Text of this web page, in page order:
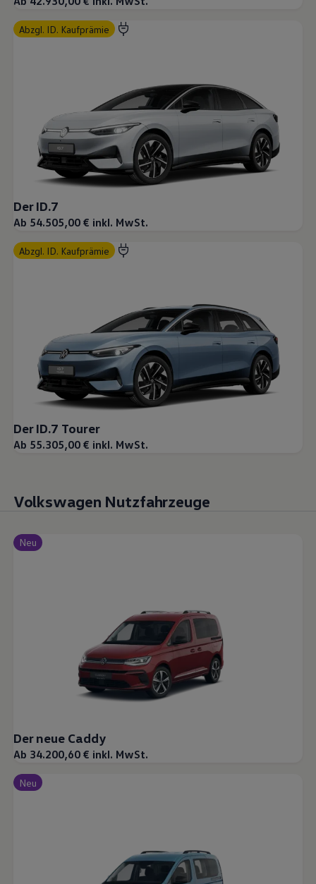
abzgl. ID. Kaufprämie
Der ID.7
Ab 54.505,00 € inkl. MwSt.
abzgl. ID. Kaufprämie
Der ID.7 Tourer
Ab 55.305,00 € inkl. MwSt.
Volkswagen Nutzfahrzeuge
Neu
Der neue Caddy
Ab 34.200,60 € inkl. MwSt.
Neu